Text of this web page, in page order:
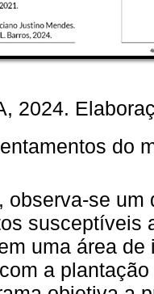
2024.
do
observa-se
susceptíveis
uma área
a